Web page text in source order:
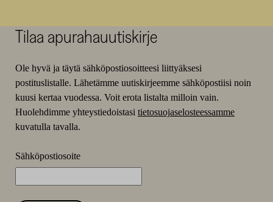
Tilaa apurahauutiskirje
Ole hyvä ja täytä sähköpostiosoitteesi liittyäksesi
postituslistalle. Lähetämme uutiskirjeemme sähköpostiisi noin
kuusi kertaa vuodessa. Voit erota listalta milloin vain.
Huolehdimme yhteystiedoistasi tietosuojaselosteessamme
kuvatulla tavalla.
Sähköpostiosoite